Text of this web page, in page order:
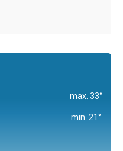
max. 33°
min. 21°